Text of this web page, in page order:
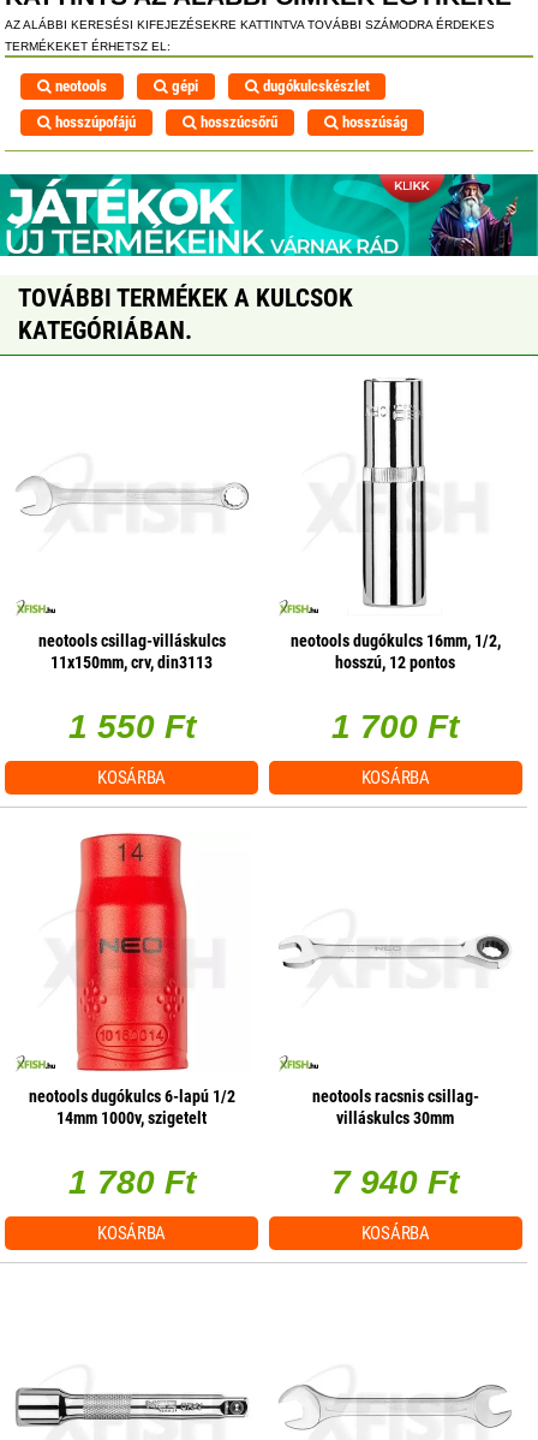
AZ ALÁBBI KERESÉSI KIFEJEZÉSEKRE KATTINTVA TOVÁBBI SZÁMODRA ÉRDEKES
TERMÉKEKET ÉRHETSZ EL:
neotools gépi
dugókulcskészlet
hosszúpofájú
hosszúcsőrű hosszúság
TOVÁBBI TERMÉKEK A KULCSOK
KATEGÓRIÁBAN.
neotools csillag-villáskulcs
11x150mm, crv, din3113
1 550 Ft
KOSÁRBA
neotools dugókulcs 16mm, 1/2,
hosszú, 12 pontos
1 700 Ft
KOSÁRBA
neotools dugókulcs 6-lapú 1/2
14mm 1000v, szigetelt
1 780 Ft
KOSÁRBA
neotools racsnis csillag-
villáskulcs 30mm
7 940 Ft
KOSÁRBA